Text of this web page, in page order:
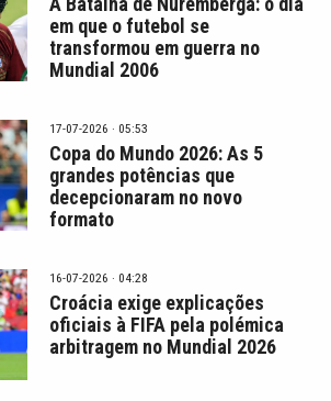
em que o futebol se
transformou em guerra no
Mundial 2006
17-07-2026 · 05:53
Copa do Mundo 2026: As 5
grandes potências que
decepcionaram no novo
formato
16-07-2026 · 04:28
Croácia exige explicações
oficiais à FIFA pela polémica
arbitragem no Mundial 2026